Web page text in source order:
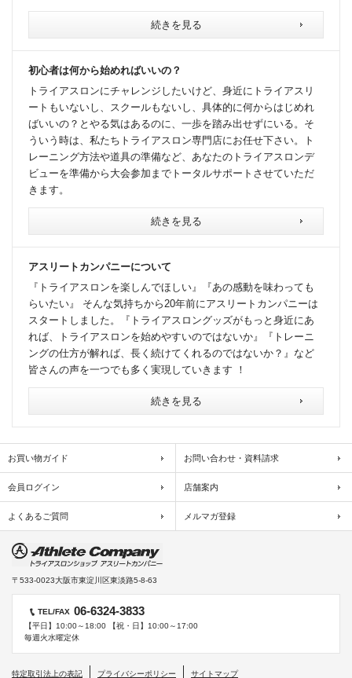
続きを見る
初心者は何から始めればいいの？
トライアスロンにチャレンジしたいけど、身近にトライアスリ
ートもいないし、スクールもないし、具体的に何からはじめれ
ばいいの？とやる気はあるのに、一歩を踏み出せずにいる。そ
ういう時は、私たちトライアスロン専門店にお任せ下さい。ト
レーニング方法や道具の準備など、あなたのトライアスロンデ
ビューを準備から大会参加までトータルサポートさせていただ
きます。
続きを見る
アスリートカンパニーについて
『トライアスロンを楽しんでほしい』『あの感動を味わっても
らいたい』 そんな気持ちから20年前にアスリートカンパニーは
スタートしました。『トライアスロングッズがもっと身近にあ
れば、トライアスロンを始めやすいのではないか』『トレーニ
ングの仕方が解れば、長く続けてくれるのではないか？』など
皆さんの声を一つでも多く実現していきます ！
続きを見る
お買い物ガイド お問い合わせ・資料請求
会員ログイン 店舗案内
よくあるご質問 メルマガ登録
〒533-0023大阪市東淀川区東淡路5-8-63
TEL/FAX 06-6324-3833
【平日】10:00～18:00 【祝・日】10:00～17:00
毎週火水曜定休
特定取引法上の表記 プライバシーポリシー サイトマップ